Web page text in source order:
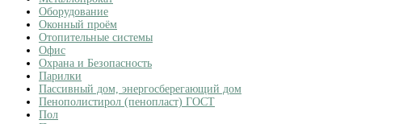
Оборудование
Оконный проём
Отопительные системы
Офис
Охрана и Безопасность
Парилки
Пассивный дом, энергосберегающий дом
Пенополистирол (пенопласт) ГОСТ
Пол